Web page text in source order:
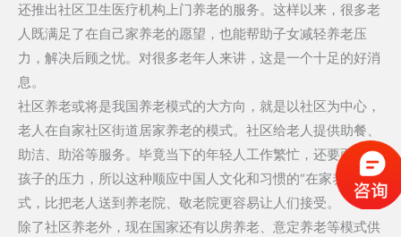
还推出社区卫生医疗机构上门养老的服务。这样以来，很多老
人既满足了在自己家养老的愿望，也能帮助子女减轻养老压
力，解决后顾之忧。对很多老年人来讲，这是一个十足的好消
息。
社区养老或将是我国养老模式的大方向，就是以社区为中心，
老人在自家社区街道居家养老的模式。社区给老人提供助餐、
助洁、助浴等服务。毕竟当下的年轻人工作繁忙，还要面临带
孩子的压力，所以这种顺应中国人文化和习惯的“在家养老”模
式，比把老人送到养老院、敬老院更容易让人们接受。
除了社区养老外，现在国家还有以房养老、意定养老等模式供